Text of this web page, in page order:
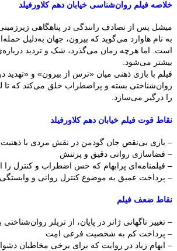
خلاصه فیلم روان‌شناسی خیابان دهم کلاورفیلد
میشل پس از تصادف رانندگی در پناهگاهی
به نام هاوارد می‌گوید که بیرون، جهان به‌دلیل
است. اما هرچه زمان می‌گذرد، شک و تردید
بیشتر می‌شود.
فیلم با بازی ذهنی میان «ترس از بیرون» و «تهدید
روان‌شناختی بسته و پراضطراب خلق می‌کند که تا
را درگیر می‌سازد.
نقاط قوت فیلم خیابان دهم کلاورفیلد
– بازی بی‌نقص جان گودمن در نقش مردی با ذهنیت
– فضاسازی روانی دقیق و پرتنش
– فیلمنامه‌ای پرابهام که حس اضطراب و کنترل را
– پرداخت عمیق به موضوع کنترل روانی و وابستگی
نقاط ضعف فیلم
– تغییر ناگهانی ژانر در پایان، از تریلر
– پرداخت کم به شخصیت فرعی امِت
– ابهام زیاد در روایت که برای برخی مخاطبان